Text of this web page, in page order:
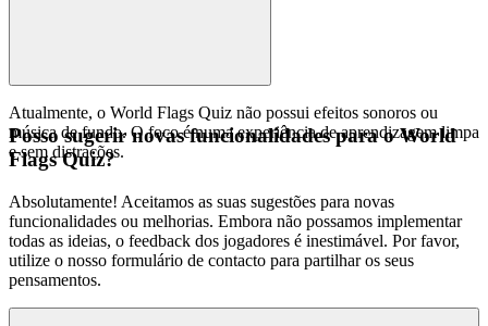
Atualmente, o World Flags Quiz não possui efeitos sonoros ou
música de fundo. O foco é numa experiência de aprendizagem limpa
e sem distrações.
Posso sugerir novas funcionalidades para o World
Flags Quiz?
Absolutamente! Aceitamos as suas sugestões para novas
funcionalidades ou melhorias. Embora não possamos implementar
todas as ideias, o feedback dos jogadores é inestimável. Por favor,
utilize o nosso formulário de contacto para partilhar os seus
pensamentos.